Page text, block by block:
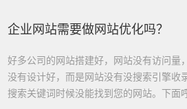
企业网站需要做网站优化吗？
好多公司的网站搭建好，网站没有访问量
没有设计好，而是网站没有没搜索引擎收
搜索关键词时候没能找到您的网站。下面